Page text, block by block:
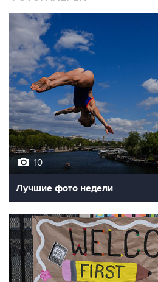
10
Лучшие фото недели